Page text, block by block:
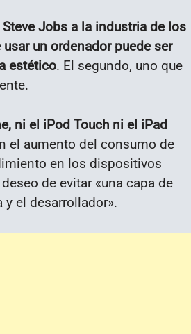
Jobs a la industria de los
usar un ordenador puede ser
estético. El segundo, uno que
ni el iPod Touch ni el iPad
el aumento del consumo de
en los dispositivos
de evitar «una capa de
el desarrollador».